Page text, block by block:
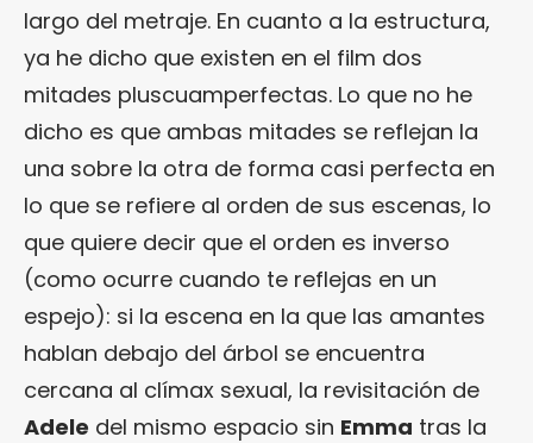
largo del metraje. En cuanto a la estructura,
ya he dicho que existen en el film dos
mitades pluscuamperfectas. Lo que no he
dicho es que ambas mitades se reflejan la
una sobre la otra de forma casi perfecta en
lo que se refiere al orden de sus escenas, lo
que quiere decir que el orden es inverso
(como ocurre cuando te reflejas en un
espejo): si la escena en la que las amantes
hablan debajo del árbol se encuentra
cercana al clímax sexual, la revisitación de
Adele del mismo espacio sin Emma tras la